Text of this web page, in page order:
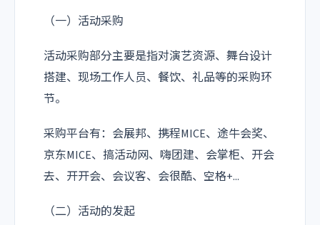
（一）活动采购
活动采购部分主要是指对演艺资源、舞台设计
搭建、现场工作人员、餐饮、礼品等的采购环
节。
采购平台有：会展邦、携程MICE、途牛会奖、
京东MICE、搞活动网、嗨团建、会掌柜、开会
去、开开会、会议客、会很酷、空格+...
（二）活动的发起